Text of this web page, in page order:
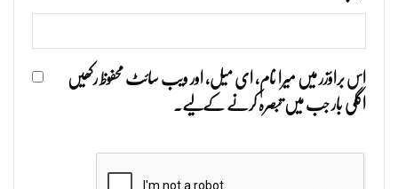
اس براؤزر میں میرا نام، ای میل، اور ویب سائٹ محفوظ رکھیں
اگلی بار جب میں تبصرہ کرنے کےلیے۔